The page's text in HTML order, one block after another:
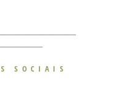
SOCIAIS